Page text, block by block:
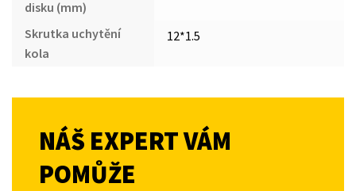
disku (mm)
Skrutka uchytění
kola
12*1.5
NÁŠ EXPERT VÁM
POMŮŽE